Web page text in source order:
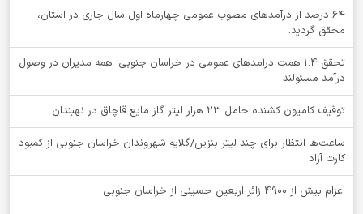
64 درصد از درآمدهای مصوب عمومی چهارماه اول سال جاری در استان،
محقق گردید.
تحقق ۱.۴ همت درآمدهای عمومی در خراسان جنوبی؛ همه مدیران در وصول
درآمد مسئولند
توقيف کامیون کشنده حامل 23 هزار لیتر گاز مایع قاچاق در نهبندان
ساعت‌ها انتظار برای چند لیتر بنزین/گلایه شهروندان خراسان جنوبی از کمبود
کارت آزاد
اعزام بیش از 4900 زائر اربعین حسینی از خراسان جنوبی